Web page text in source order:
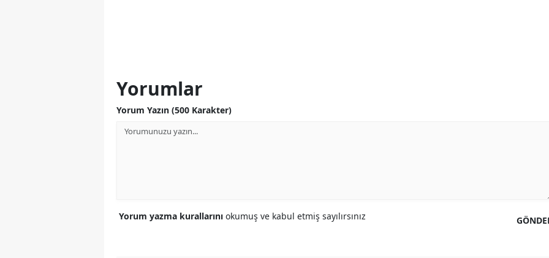
Yorumlar
Yorum Yazın (500 Karakter)
Yorum yazma kurallarını okumuş ve kabul etmiş sayılırsınız